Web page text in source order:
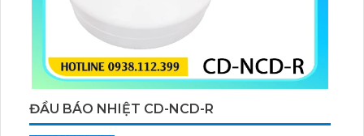
ĐẦU BÁO NHIỆT CD-NCD-R